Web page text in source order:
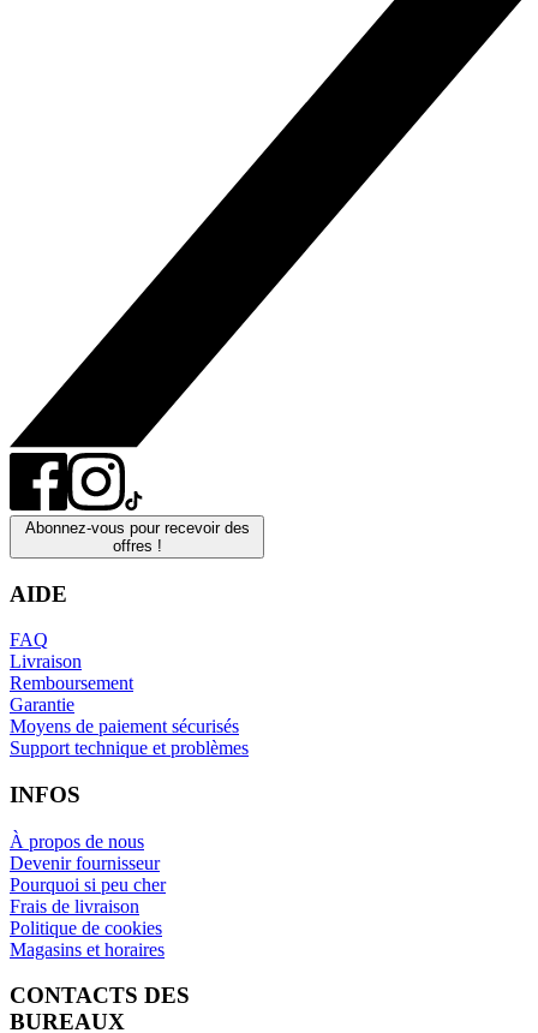
Abonnez-vous pour recevoir des
offres !
AIDE
FAQ
Livraison
Remboursement
Garantie
Moyens de paiement sécurisés
Support technique et problèmes
INFOS
À propos de nous
Devenir fournisseur
Pourquoi si peu cher
Frais de livraison
Politique de cookies
Magasins et horaires
CONTACTS DES
BUREAUX